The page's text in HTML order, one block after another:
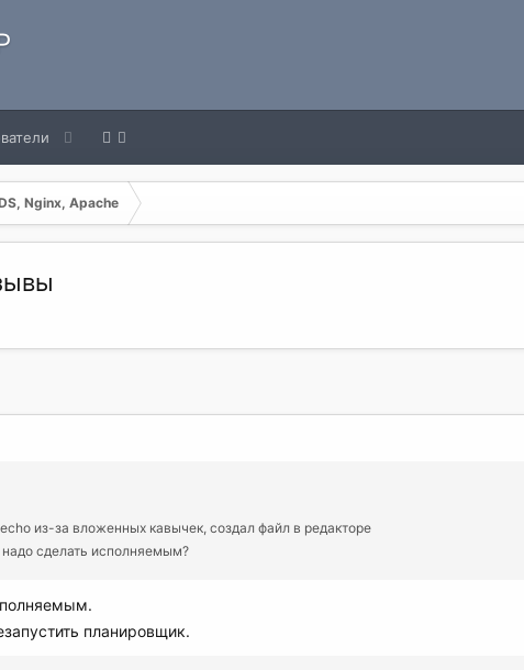
Nginx, Apache
из-за вложенных кавычек, создал файл в редакторе
сделать исполняемым?
планировщик.